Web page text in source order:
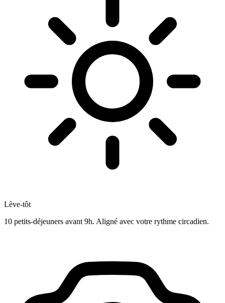
Lève-tôt
10 petits-déjeuners avant 9h. Aligné avec votre rythme circadien.